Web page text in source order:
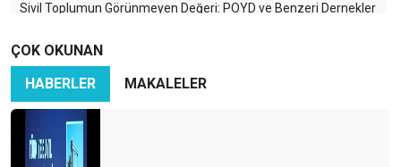
Sivil Toplumun Görünmeyen Değeri: POYD ve Benzeri Dernekler
Yeni Başlangıçlar ve Turizmde İlişkilerin Gücü
Her Şeye Rağmen: Neden Türkiye’de Kalmayı Seçiyorum
Su Krizi Kapıda: Turizm İçin Sessiz Tehdit
2025’TE KUZEY KIBRIS TURİZMİ: MASADAKİ KAZANÇ SADECE
ÇOK OKUNAN
HABERLER
MAKALELER